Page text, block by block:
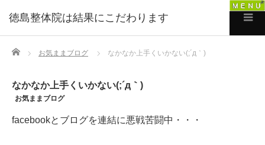
徳島整体院は結果にこだわります
Home お気ままブログ なかなか上手くいかない(;´д｀)
なかなか上手くいかない(;´д｀)
お気ままブログ
facebookとブログを連結に悪戦苦闘中・・・